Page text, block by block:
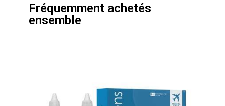
Fréquemment achetés
ensemble